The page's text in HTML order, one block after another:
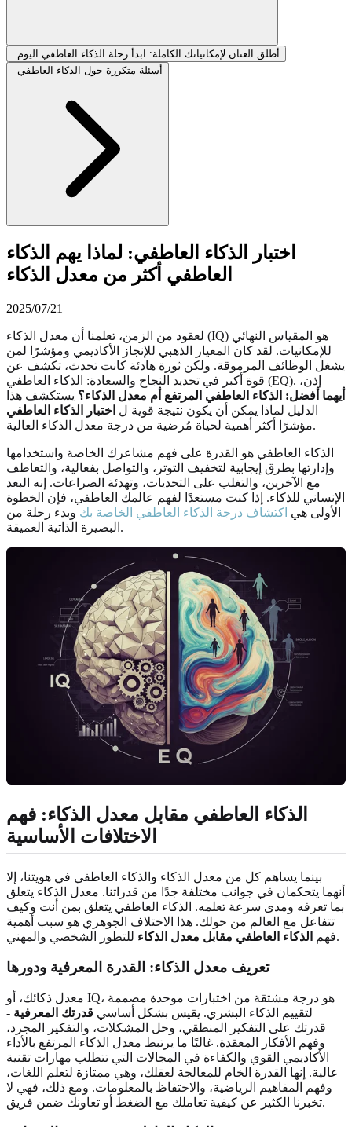
أطلق العنان لإمكانياتك الكاملة: ابدأ رحلة الذكاء العاطفي اليوم
أسئلة متكررة حول الذكاء العاطفي
اختبار الذكاء العاطفي: لماذا يهم الذكاء
العاطفي أكثر من معدل الذكاء
2025/07/21
لعقود من الزمن، تعلمنا أن معدل الذكاء (IQ) هو المقياس النهائي
للإمكانيات. لقد كان المعيار الذهبي للإنجاز الأكاديمي ومؤشرًا لمن
يشغل الوظائف المرموقة. ولكن ثورة هادئة كانت تحدث، تكشف عن
قوة أكبر في تحديد النجاح والسعادة: الذكاء العاطفي (EQ). إذن،
أيهما أفضل: الذكاء العاطفي المرتفع أم معدل الذكاء؟ يستكشف هذا
الدليل لماذا يمكن أن يكون نتيجة قوية ل اختبار الذكاء العاطفي
مؤشرًا أكثر أهمية لحياة مُرضية من درجة معدل الذكاء العالية.
الذكاء العاطفي هو القدرة على فهم مشاعرك الخاصة واستخدامها
وإدارتها بطرق إيجابية لتخفيف التوتر، والتواصل بفعالية، والتعاطف
مع الآخرين، والتغلب على التحديات، وتهدئة الصراعات. إنه البعد
الإنساني للذكاء. إذا كنت مستعدًا لفهم عالمك العاطفي، فإن الخطوة
الأولى هي اكتشاف درجة الذكاء العاطفي الخاصة بك وبدء رحلة من
البصيرة الذاتية العميقة.
الذكاء العاطفي مقابل معدل الذكاء: فهم
الاختلافات الأساسية
بينما يساهم كل من معدل الذكاء والذكاء العاطفي في هويتنا، إلا
أنهما يتحكمان في جوانب مختلفة جدًا من قدراتنا. معدل الذكاء يتعلق
بما تعرفه ومدى سرعة تعلمه. الذكاء العاطفي يتعلق بمن أنت وكيف
تتفاعل مع العالم من حولك. هذا الاختلاف الجوهري هو سبب أهمية
فهم
الذكاء العاطفي مقابل معدل الذكاء للتطور الشخصي والمهني.
تعريف معدل الذكاء: القدرة المعرفية ودورها
معدل ذكائك، أو IQ، هو درجة مشتقة من اختبارات موحدة مصممة
لتقييم الذكاء البشري. يقيس بشكل أساسي قدرتك المعرفية -
قدرتك على التفكير المنطقي، وحل المشكلات، والتفكير المجرد،
وفهم الأفكار المعقدة. غالبًا ما يرتبط معدل الذكاء المرتفع بالأداء
الأكاديمي القوي والكفاءة في المجالات التي تتطلب مهارات تقنية
عالية. إنها القدرة الخام للمعالجة لعقلك، وهي ممتازة لتعلم اللغات،
وفهم المفاهيم الرياضية، والاحتفاظ بالمعلومات. ومع ذلك، فهي لا
تخبرنا الكثير عن كيفية تعاملك مع الضغط أو تعاونك ضمن فريق.